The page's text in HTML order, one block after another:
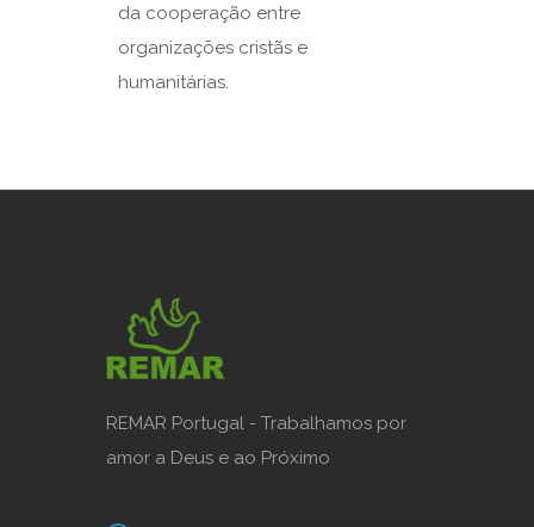
da cooperação entre
organizações cristãs e
humanitárias.
REMAR Portugal - Trabalhamos por
amor a Deus e ao Próximo